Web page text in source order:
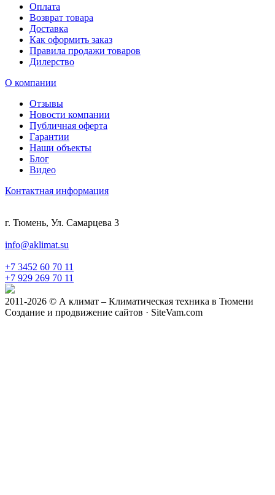
Оплата
Возврат товара
Доставка
Как оформить заказ
Правила продажи товаров
Дилерство
О компании
Отзывы
Новости компании
Публичная оферта
Гарантии
Наши объекты
Блог
Видео
Контактная информация
г. Тюмень, Ул. Самарцева 3
info@aklimat.su
+7 3452 60 70 11
+7 929 269 70 11
2011-2026 © А климат – Климатическая техника в Тюмени
Создание и продвижение сайтов · SiteVam.com